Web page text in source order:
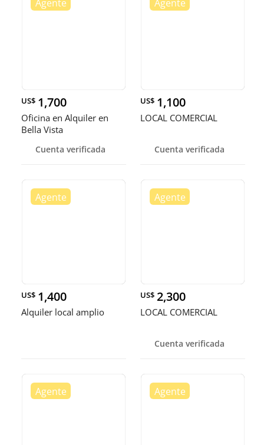
US$ 1,700
Oficina en Alquiler en
Bella Vista
Cuenta verificada
US$ 1,100
LOCAL COMERCIAL
Cuenta verificada
US$ 1,400
Alquiler local amplio
US$ 2,300
LOCAL COMERCIAL
Cuenta verificada